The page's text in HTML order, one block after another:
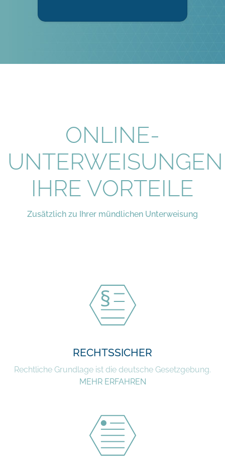
ONLINE-
UNTERWEISUNGEN
IHRE VORTEILE
Zusätzlich zu Ihrer mündlichen Unterweisung
RECHTSSICHER
Rechtliche Grundlage ist die deutsche Gesetzgebung.
MEHR ERFAHREN